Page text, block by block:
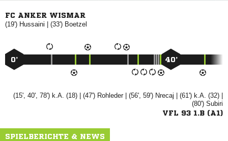
FC ANKER WISMAR
(19')  | (33') 
0’ 40’
(15', 40', 78') k.A. (18) | (47') | (56', 59')  | (61') k.A. (32) |
(80') 
VFL 93 1.B (A1)
SPIELBERICHTE & NEWS